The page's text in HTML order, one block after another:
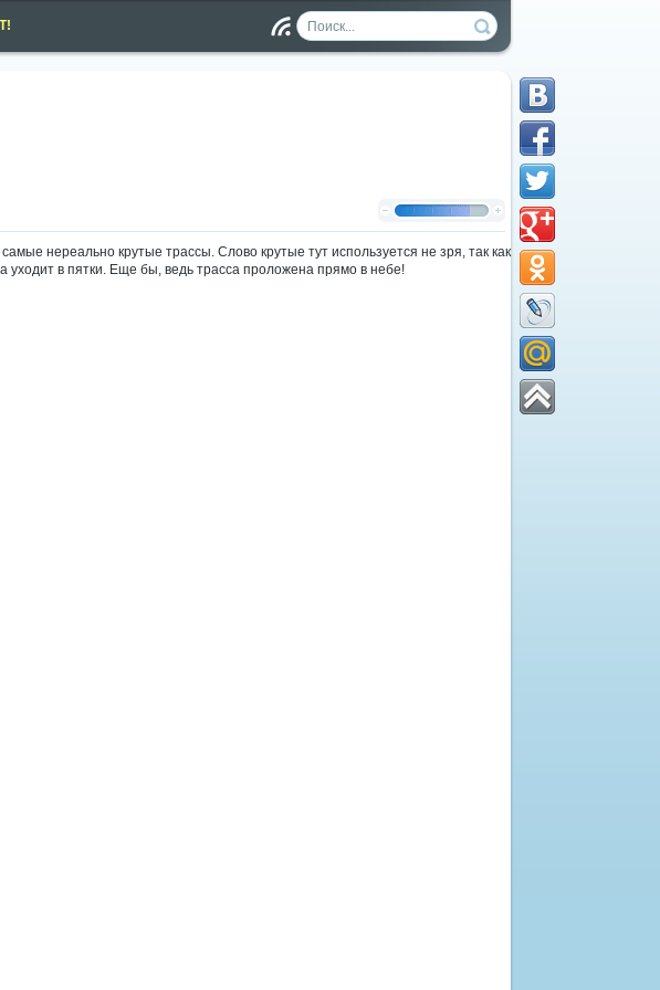
ен
нереально крутые трассы. Слово крутые тут используется не зря, так как
уходит в пятки. Еще бы, ведь трасса проложена прямо в небе!